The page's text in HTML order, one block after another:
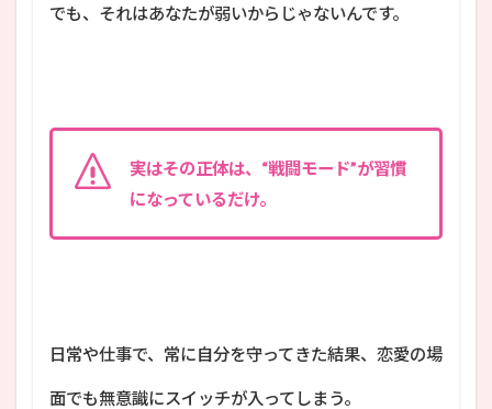
でも、それはあなたが弱いからじゃないんです。
実はその正体は、“戦闘モード”が習慣
になっているだけ。
日常や仕事で、常に自分を守ってきた結果、恋愛の場
面でも無意識にスイッチが入ってしまう。